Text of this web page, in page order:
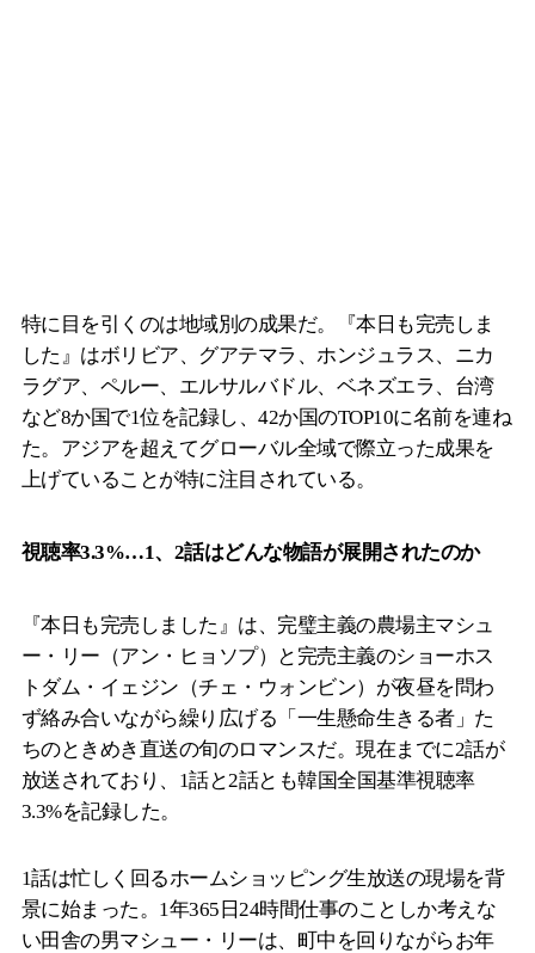
特に目を引くのは地域別の成果だ。『本日も完売しま
した』はボリビア、グアテマラ、ホンジュラス、ニカ
ラグア、ペルー、エルサルバドル、ベネズエラ、台湾
など8か国で1位を記録し、42か国のTOP10に名前を連ね
た。アジアを超えてグローバル全域で際立った成果を
上げていることが特に注目されている。
視聴率3.3%…1、2話はどんな物語が展開されたのか
『本日も完売しました』は、完璧主義の農場主マシュ
ー・リー（アン・ヒョソプ）と完売主義のショーホス
トダム・イェジン（チェ・ウォンビン）が夜昼を問わ
ず絡み合いながら繰り広げる「一生懸命生きる者」た
ちのときめき直送の旬のロマンスだ。現在までに2話が
放送されており、1話と2話とも韓国全国基準視聴率
3.3%を記録した。
1話は忙しく回るホームショッピング生放送の現場を背
景に始まった。1年365日24時間仕事のことしか考えな
い田舎の男マシュー・リーは、町中を回りながらお年